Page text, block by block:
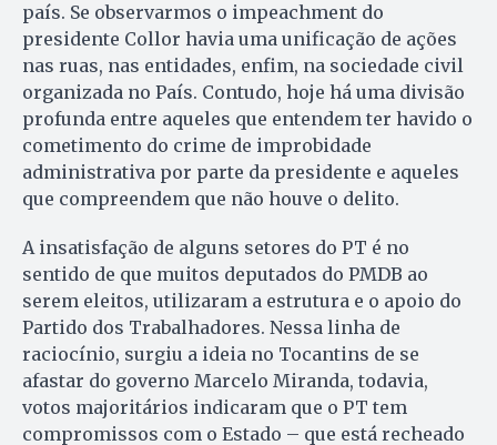
país. Se observarmos o impeachment do
presidente Collor havia uma unificação de ações
nas ruas, nas entidades, enfim, na sociedade civil
organizada no País. Contudo, hoje há uma divisão
profunda entre aqueles que entendem ter havido o
cometimento do crime de improbidade
administrativa por parte da presidente e aqueles
que compreendem que não houve o delito.
A insatisfação de alguns setores do PT é no
sentido de que muitos deputados do PMDB ao
serem eleitos, utilizaram a estrutura e o apoio do
Partido dos Trabalhadores. Nessa linha de
raciocínio, surgiu a ideia no Tocantins de se
afastar do governo Marcelo Miranda, todavia,
votos majoritários indicaram que o PT tem
compromissos com o Estado – que está recheado